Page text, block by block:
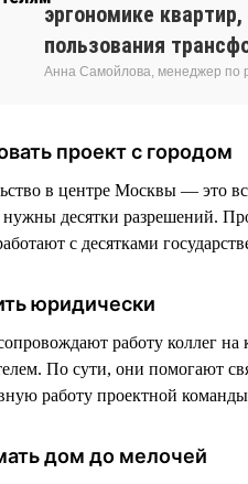
эргономике
пользования
Анна Самойлова, менеджер по
проект с городом
в центре Москвы — это
десятки разрешений.
с десятками
юридически
работу коллег на
По сути, они помогают
работу проектной
дом до мелочей